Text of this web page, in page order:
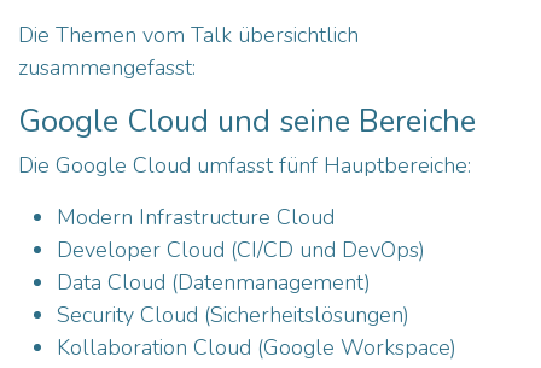
Die Themen vom Talk übersichtlich
zusammengefasst:
Google Cloud und seine Bereiche
Die Google Cloud umfasst fünf Hauptbereiche:
Modern Infrastructure Cloud
Developer Cloud (CI/CD und DevOps)
Data Cloud (Datenmanagement)
Security Cloud (Sicherheitslösungen)
Kollaboration Cloud (Google Workspace)